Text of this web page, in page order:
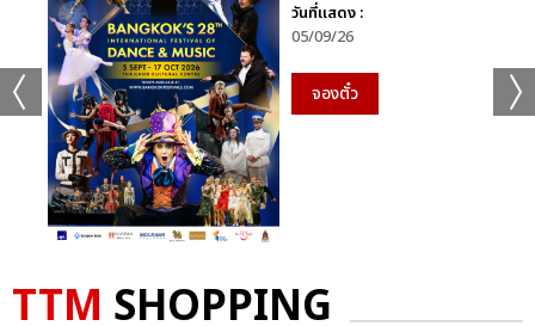
วันที่แสดง :
05/09/26
จองตั๋ว
TTM SHOPPING